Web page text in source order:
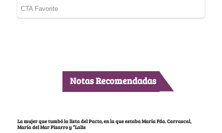
Notas Recomendadas
La mujer que tumbó la lista del Pacto, en la que estaba María Fda. Carrascal,
María del Mar Pizarro y “Lalis